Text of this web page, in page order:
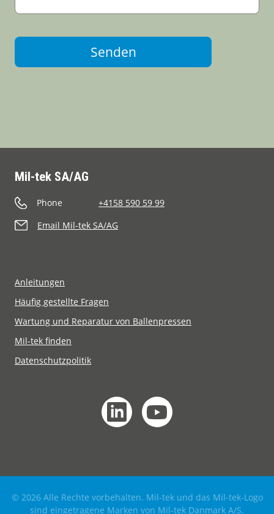
Senden
Mil-tek SA/AG
Phone
+4158 590 59 99
Email Mil-tek SA/AG
Anleitungen
Häufig gestellte Fragen
Wartung und Reparatur von Ballenpressen
Mil-tek finden
Datenschutzpolitik
© 2026 Alle Rechte vorbehalten. Mil-tek und das Mil-tek-Logo
sind eingetragene Marken von Mil-tek Danmark A/S.